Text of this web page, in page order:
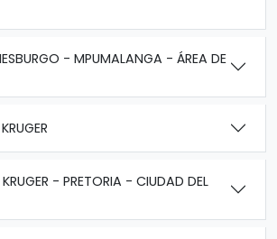
- MPUMALANGA - ÁREA DE
KRUGER - PRETORIA - CIUDAD DEL